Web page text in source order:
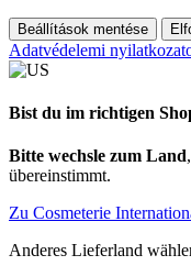
Beállítások mentése
Adatvédelemi
Bist du im richtigen
Bitte wechsle zum Land
übereinstimmt.
Zu Cosmeterie
Anderes Lieferland